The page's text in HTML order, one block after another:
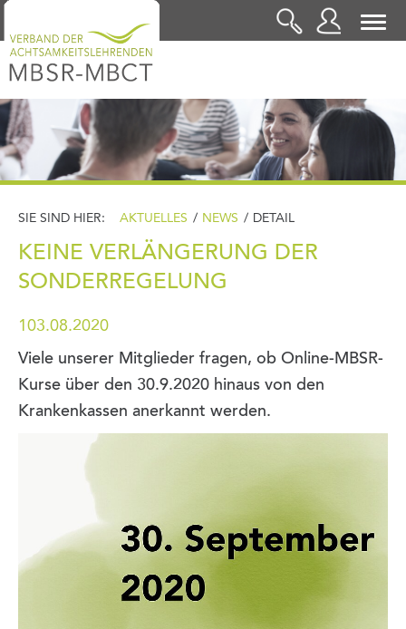
LOGIN
SIE SIND HIER: AKTUELLES / NEWS / DETAIL
KEINE VERLÄNGERUNG DER
SONDERREGELUNG
103.08.2020
Viele unserer Mitglieder fragen, ob Online-MBSR-
Kurse über den 30.9.2020 hinaus von den
Krankenkassen anerkannt werden.